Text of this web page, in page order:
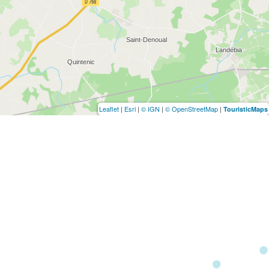
Leaflet | Esri | © IGN | © OpenStreetMap | TouristicMaps